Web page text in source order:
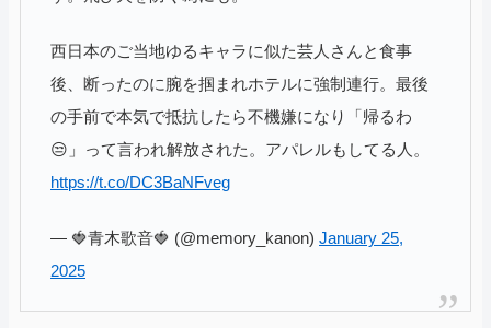
西日本のご当地ゆるキャラに似た芸人さんと食事
後、断ったのに腕を掴まれホテルに強制連行。最後
の手前で本気で抵抗したら不機嫌になり「帰るわ
😒」って言われ解放された。アパレルもしてる人。
https://t.co/DC3BaNFveg
— 🍓青木歌音🍓 (@memory_kanon) January 25,
2025